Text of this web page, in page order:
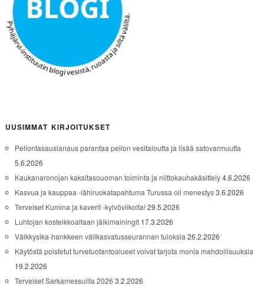
UUSIMMAT KIRJOITUKSET
Pellontasauslanaus parantaa pellon vesitaloutta ja lisää satovarmuutta
5.6.2026
Kaukanaronojan kaksitasouoman toiminta ja niittokauhakäsittely4.6.2026
Kasvua ja kauppaa -lähiruokatapahtuma Turussa oli menestys3.6.2026
Terveiset Kumina ja kaverit -kylvöviikolta!29.5.2026
Luhtojan kosteikkoaltaan jälkimainingit 17.3.2026
Välkkysika-hankkeen välikasvatusseurannan tuloksia 26.2.2026
Käytöstä poistetut turvetuotantoalueet voivat tarjota monia mahdollisuuksia
19.2.2026
Terveiset Sarkamessuilta 2026 3.2.2026